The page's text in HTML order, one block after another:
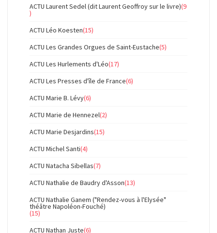
ACTU Laurent Sedel (dit Laurent Geoffroy sur le livre)(9
)
ACTU Léo Koesten(15)
ACTU Les Grandes Orgues de Saint-Eustache(5)
ACTU Les Hurlements d'Léo(17)
ACTU Les Presses d'île de France(6)
ACTU Marie B. Lévy(6)
ACTU Marie de Hennezel(2)
ACTU Marie Desjardins(15)
ACTU Michel Santi(4)
ACTU Natacha Sibellas(7)
ACTU Nathalie de Baudry d'Asson(13)
ACTU Nathalie Ganem ("Rendez-vous à l'Elysée"
théâtre Napoléon-Fouché)
(15)
ACTU Nathan Juste(6)